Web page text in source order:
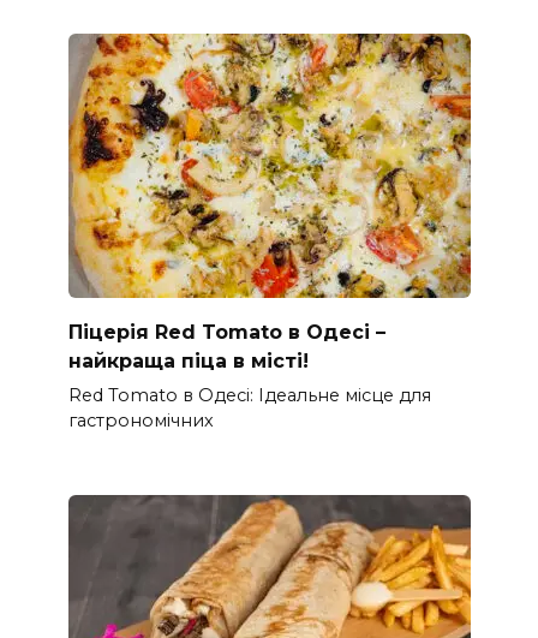
Піцерія Red Tomato в Одесі –
найкраща піца в місті!
Red Tomato в Одесі: Ідеальне місце для
гастрономічних